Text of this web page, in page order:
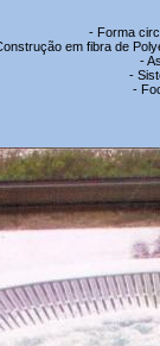
- Forma
em fibra de
-
-
-